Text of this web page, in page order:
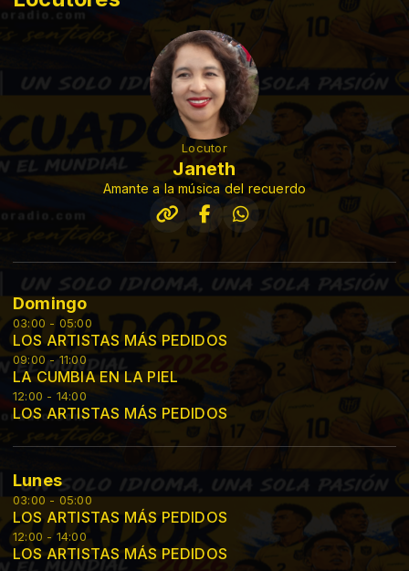
Locutor
Janeth
Amante a la música del recuerdo
Domingo
03:00 - 05:00
LOS ARTISTAS MÁS PEDIDOS
09:00 - 11:00
LA CUMBIA EN LA PIEL
12:00 - 14:00
LOS ARTISTAS MÁS PEDIDOS
Lunes
03:00 - 05:00
LOS ARTISTAS MÁS PEDIDOS
12:00 - 14:00
LOS ARTISTAS MÁS PEDIDOS